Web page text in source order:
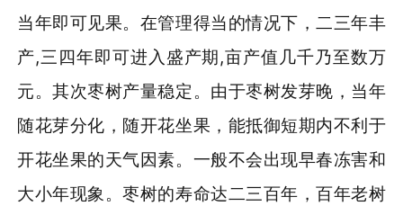
当年即可见果。在管理得当的情况下，二三年丰
产,三四年即可进入盛产期,亩产值几千乃至数万
元。其次枣树产量稳定。由于枣树发芽晚，当年
随花芽分化，随开花坐果，能抵御短期内不利于
开花坐果的天气因素。一般不会出现早春冻害和
大小年现象。枣树的寿命达二三百年，百年老树